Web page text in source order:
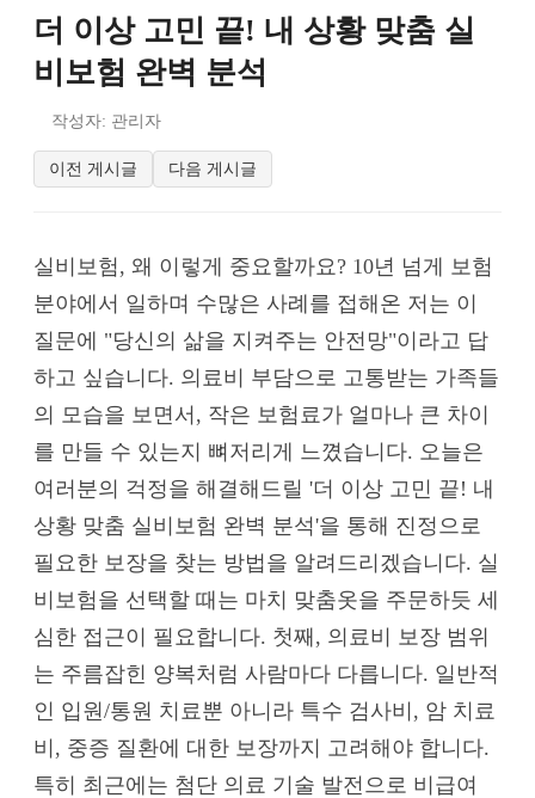
더 이상 고민 끝! 내 상황 맞춤 실
비보험 완벽 분석
작성자: 관리자
이전 게시글 다음 게시글
실비보험, 왜 이렇게 중요할까요? 10년 넘게 보험
분야에서 일하며 수많은 사례를 접해온 저는 이
질문에 "당신의 삶을 지켜주는 안전망"이라고 답
하고 싶습니다. 의료비 부담으로 고통받는 가족들
의 모습을 보면서, 작은 보험료가 얼마나 큰 차이
를 만들 수 있는지 뼈저리게 느꼈습니다. 오늘은
여러분의 걱정을 해결해드릴 '더 이상 고민 끝! 내
상황 맞춤 실비보험 완벽 분석'을 통해 진정으로
필요한 보장을 찾는 방법을 알려드리겠습니다. 실
비보험을 선택할 때는 마치 맞춤옷을 주문하듯 세
심한 접근이 필요합니다. 첫째, 의료비 보장 범위
는 주름잡힌 양복처럼 사람마다 다릅니다. 일반적
인 입원/통원 치료뿐 아니라 특수 검사비, 암 치료
비, 중증 질환에 대한 보장까지 고려해야 합니다.
특히 최근에는 첨단 의료 기술 발전으로 비급여